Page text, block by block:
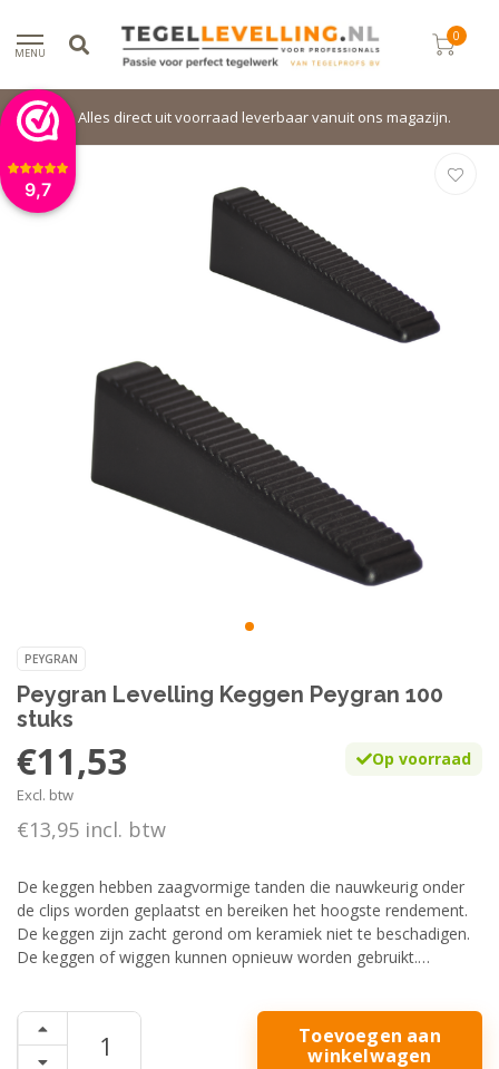
9,7
MENU
0
Alles direct uit voorraad leverbaar vanuit ons magazijn.
PEYGRAN
Peygran Levelling Keggen Peygran 100
stuks
€11,53
Excl. btw
€13,95 incl. btw
Op voorraad
De keggen hebben zaagvormige tanden die nauwkeurig onder
de clips worden geplaatst en bereiken het hoogste rendement.
De keggen zijn zacht gerond om keramiek niet te beschadigen.
De keggen of wiggen kunnen opnieuw worden gebruikt.
Toevoegen aan
winkelwagen